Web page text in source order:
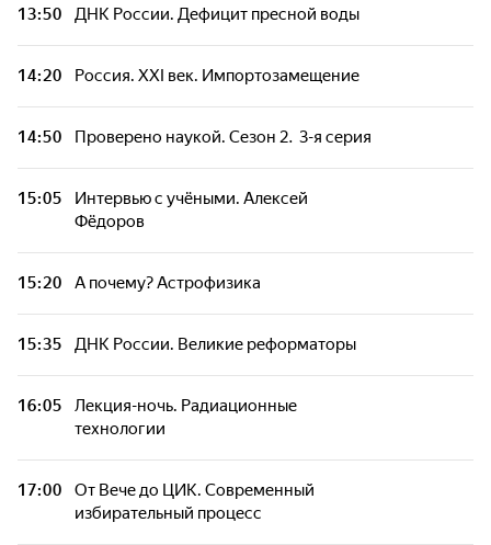
13:50 ДНК России. Дефицит пресной воды
14:20 Россия. XXI век. Импортозамещение
14:50 Проверено наукой. Сезон 2. 3-я серия
15:05
Интервью с учёными. Алексей
Фёдоров
15:20 А почему? Астрофизика
15:35 ДНК России. Великие реформаторы
16:05
Лекция-ночь. Радиационные
технологии
17:00
От Вече до ЦИК. Современный
избирательный процесс